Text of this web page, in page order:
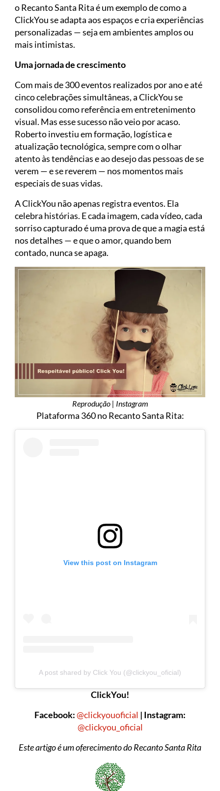
o Recanto Santa Rita é um exemplo de como a
ClickYou se adapta aos espaços e cria experiências
personalizadas — seja em ambientes amplos ou
mais intimistas.
Uma jornada de crescimento
Com mais de 300 eventos realizados por ano e até
cinco celebrações simultâneas, a ClickYou se
consolidou como referência em entretenimento
visual. Mas esse sucesso não veio por acaso.
Roberto investiu em formação, logística e
atualização tecnológica, sempre com o olhar
atento às tendências e ao desejo das pessoas de se
verem — e se reverem — nos momentos mais
especiais de suas vidas.
A ClickYou não apenas registra eventos. Ela
celebra histórias. E cada imagem, cada vídeo, cada
sorriso capturado é uma prova de que a magia está
nos detalhes — e que o amor, quando bem
contado, nunca se apaga.
Reprodução | Instagram
Plataforma 360 no Recanto Santa Rita:
View this post on Instagram
A post shared by Click You (@clickyou_oficial)
ClickYou!
Facebook:@clickyouoficial | Instagram:
@clickyou_oficial
Este artigo é um oferecimento do Recanto Santa Rita